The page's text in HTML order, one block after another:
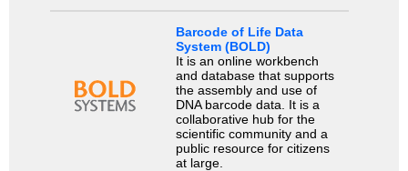
Barcode of Life Data
System (BOLD)
It is an online workbench
and database that supports
the assembly and use of
DNA barcode data. It is a
collaborative hub for the
scientific community and a
public resource for citizens
at large.